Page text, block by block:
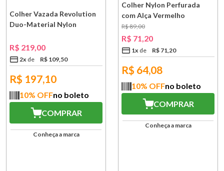
Colher Vazada Revolution
Duo-Material Nylon
R$ 219,00
2x R$ 109,50
R$ 197,10
10% OFFno boleto
COMPRAR
Conheça a marca
Colher Nylon Perfurada
com Alça Vermelho
Kitchenaid
R$89,00
R$ 71,20
1x R$ 71,20
R$ 64,08
10% OFFno boleto
COMPRAR
Conheça a marca